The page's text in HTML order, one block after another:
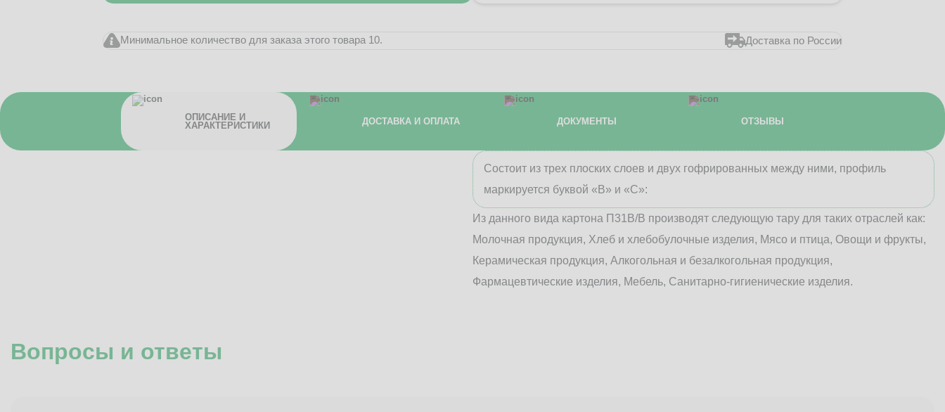
Минимальное количество для заказа этого товара 10. Доставка по России
ОПИСАНИЕ И
ХАРАКТЕРИСТИКИ
ДОСТАВКА И ОПЛАТА ДОКУМЕНТЫ ОТЗЫВЫ
Состоит из трех плоских слоев и двух гофрированных между ними, профиль
маркируется буквой «В» и «С»:
Из данного вида картона П31В/B производят следующую тару для таких отраслей как:
Молочная продукция, Хлеб и хлебобулочные изделия, Мясо и птица, Овощи и фрукты,
Керамическая продукция, Алкогольная и безалкогольная продукция,
Фармацевтические изделия, Мебель, Санитарно-гигиенические изделия.
Вопросы и ответы